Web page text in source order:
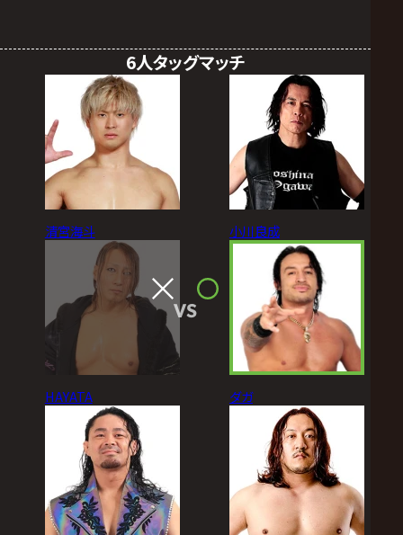
6人タッグマッチ
清宮海斗
HAYATA
VS
小川良成
ダガ